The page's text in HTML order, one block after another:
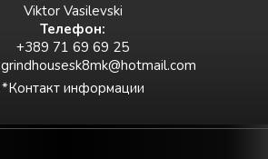
Viktor Vasilevski
Teлефон:
+389 71 69 69 25
grindhousesk8mk@hotmail.com
*Контакт информации